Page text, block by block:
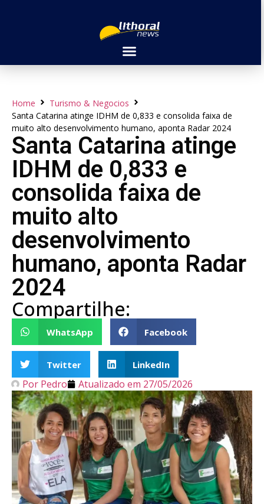
Home
Turismo & Negocios
Santa Catarina atinge IDHM de 0,833 e consolida faixa de
muito alto desenvolvimento humano, aponta Radar 2024
Santa Catarina atinge
IDHM de 0,833 e
consolida faixa de
muito alto
desenvolvimento
humano, aponta Radar
2024
Compartilhe:
WhatsApp Facebook
Twitter LinkedIn
Por Pedro Atualizado em 27/05/2026